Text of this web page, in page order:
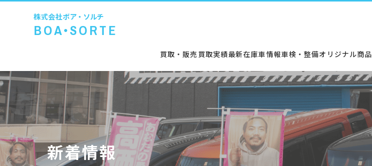
株式会社ボア・ソルチ
BOA•SORTE
買取・販売 買取実績最新在庫車情報車検・整備オリジナル商品
新着情報